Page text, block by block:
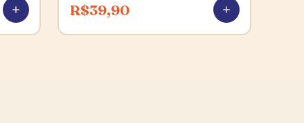
R$39,90